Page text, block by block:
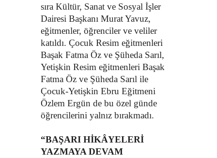
sıra Kültür, Sanat ve Sosyal İşler
Dairesi Başkanı Murat Yavuz,
eğitmenler, öğrenciler ve veliler
katıldı. Çocuk Resim eğitmenleri
Başak Fatma Öz ve Şüheda Sarıl,
Yetişkin Resim eğitmenleri Başak
Fatma Öz ve Şüheda Sarıl ile
Çocuk-Yetişkin Ebru Eğitmeni
Özlem Ergün de bu özel günde
öğrencilerini yalnız bırakmadı.
“BAŞARI HİKÂYELERİ
YAZMAYA DEVAM